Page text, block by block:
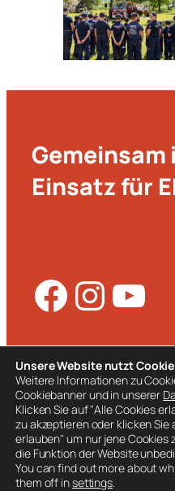
Gemeinsam
Einsatz für
Facebook InstagramYouTube
KONTAKT
Freiwillige Feuerwehr Roith
Roitherstraße 24
4802 Ebensee am Traunsee
T: 06133 7100
Kontakt aufnehmen>
Unsere Website nutzt
Weitere Informationen zu
Cookiebanner und in unserer
Klicken Sie auf "Alle Cookies
zu akzeptieren oder klicken
erlauben" um nur jene Cookies
die Funktion der Website
You can find out more about
them off insettings.